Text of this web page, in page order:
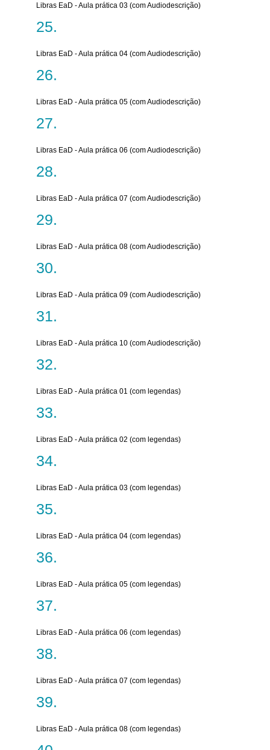
Libras EaD - Aula prática 03 (com Audiodescrição)
Libras EaD - Aula prática 04 (com Audiodescrição)
Libras EaD - Aula prática 05 (com Audiodescrição)
Libras EaD - Aula prática 06 (com Audiodescrição)
Libras EaD - Aula prática 07 (com Audiodescrição)
Libras EaD - Aula prática 08 (com Audiodescrição)
Libras EaD - Aula prática 09 (com Audiodescrição)
Libras EaD - Aula prática 10 (com Audiodescrição)
Libras EaD - Aula prática 01 (com legendas)
Libras EaD - Aula prática 02 (com legendas)
Libras EaD - Aula prática 03 (com legendas)
Libras EaD - Aula prática 04 (com legendas)
Libras EaD - Aula prática 05 (com legendas)
Libras EaD - Aula prática 06 (com legendas)
Libras EaD - Aula prática 07 (com legendas)
Libras EaD - Aula prática 08 (com legendas)